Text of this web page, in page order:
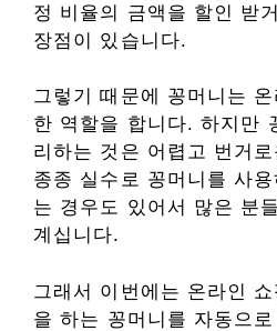
정 비율의 금액을 할인 받
장점이 있습니다.
그렇기 때문에 꽁머니는
한 역할을 합니다. 하지만
리하는 것은 어렵고 번거
종종 실수로 꽁머니를 사
는 경우도 있어서 많은 분
계십니다.
그래서 이번에는 온라인
을 하는 꽁머니를 자동으